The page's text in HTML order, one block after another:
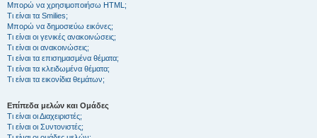
Μπορώ να χρησιμοποιήσω HTML;
Τι είναι τα Smilies;
Μπορώ να δημοσιεύω εικόνες;
Τι είναι οι γενικές ανακοινώσεις;
Τι είναι οι ανακοινώσεις;
Τι είναι τα επισημασμένα θέματα;
Τι είναι τα κλειδωμένα θέματα;
Τι είναι τα εικονίδια θεμάτων;
Επίπεδα μελών και Ομάδες
Τι είναι οι Διαχειριστές;
Τι είναι οι Συντονιστές;